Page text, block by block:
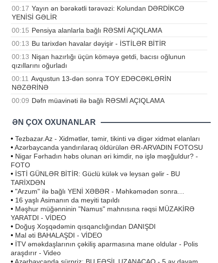
00:17 Yayın ən bərəkətli tərəvəzi: Kolundan DƏRDİKCƏ
YENİSİ GƏLİR
00:15 Pensiya alanlarla bağlı RƏSMİ AÇIQLAMA
00:13 Bu tarixdən havalar dəyişir - İSTİLƏR BİTİR
00:13 Nişan hazırlığı üçün köməyə getdi, bacısı oğlunun
qızıllarını oğurladı
00:11 Avqustun 13-dən sonra TOY EDƏCƏKLƏRİN
NƏZƏRİNƏ
00:09 Dəfn müavinəti ilə bağlı RƏSMİ AÇIQLAMA
ƏN ÇOX OXUNANLAR
• Tezbazar.Az - Xidmətlər, təmir, tikinti və digər xidmət elanları
•Azərbaycanda yandırılaraq öldürülən ƏR-ARVADIN FOTOSU
• Nigar Fərhadın həbs olunan əri kimdir, nə işlə məşğuldur? -
FOTO
• İSTİ GÜNLƏR BİTİR: Güclü külək və leysan gəlir - BU
TARİXDƏN
• "Arzum" ilə bağlı YENİ XƏBƏR - Məhkəmədən sonra…
• 16 yaşlı Asimanın da meyiti tapıldı
• Məşhur müğənninin "Namus" mahnısına rəqsi MÜZAKİRƏ
YARATDI - VİDEO
• Doğuş Xoşqədəmin qısqanclığından DANIŞDI
• Mal əti BAHALAŞDI - VİDEO
• İTV əməkdaşlarının çəkiliş aparmasına mane oldular - Polis
araşdırır - Video